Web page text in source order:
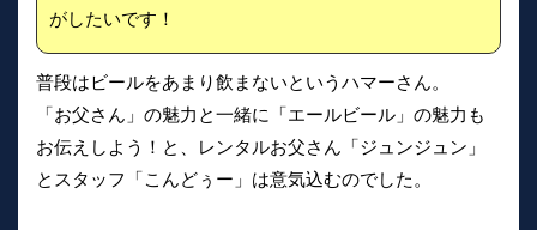
がしたいです！
普段はビールをあまり飲まないというハマーさん。
「お父さん」の魅力と一緒に「エールビール」の魅力も
お伝えしよう！と、レンタルお父さん「ジュンジュン」
とスタッフ「こんどぅー」は意気込むのでした。